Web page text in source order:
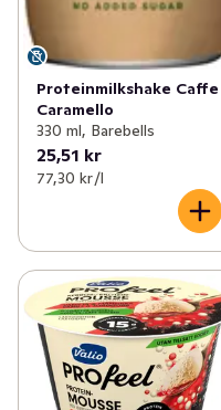
Proteinmilkshake Caffe
Caramello
330 ml, Barebells
25,51 kr
77,30 kr /l